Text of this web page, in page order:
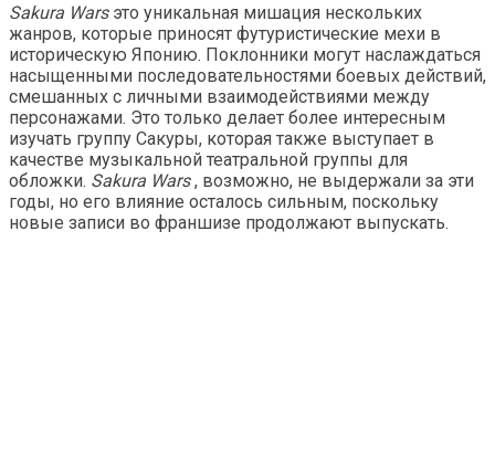
Sakura Wars это уникальная мишация нескольких
жанров, которые приносят футуристические мехи в
историческую Японию. Поклонники могут наслаждаться
насыщенными последовательностями боевых действий,
смешанных с личными взаимодействиями между
персонажами. Это только делает более интересным
изучать группу Сакуры, которая также выступает в
качестве музыкальной театральной группы для
обложки. Sakura Wars, возможно, не выдержали за эти
годы, но его влияние осталось сильным, поскольку
новые записи во франшизе продолжают выпускать.